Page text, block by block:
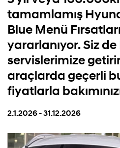
tamamlamış
Blue Menü
yararlanıyor. Siz
servislerimize
araçlarda geçerli
fiyatlarla
2.1.2026 - 31.12.2026